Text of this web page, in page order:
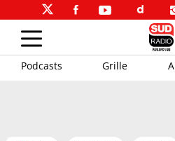
Podcasts Grille